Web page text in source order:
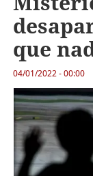
que
04/01/2022 - 00:00